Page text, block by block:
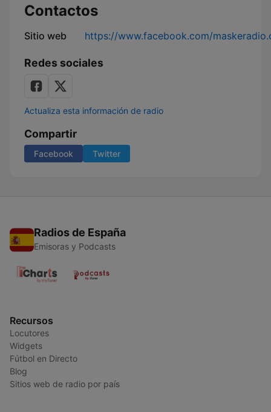
Contactos
Sitio web https://www.facebook.com/
Redes sociales
Actualiza esta información de radio
Compartir
Facebook Twitter
Radios de España
Emisoras y Podcasts
Recursos
Locutores
Widgets
Fútbol en Directo
Blog
Sitios web de radio por país